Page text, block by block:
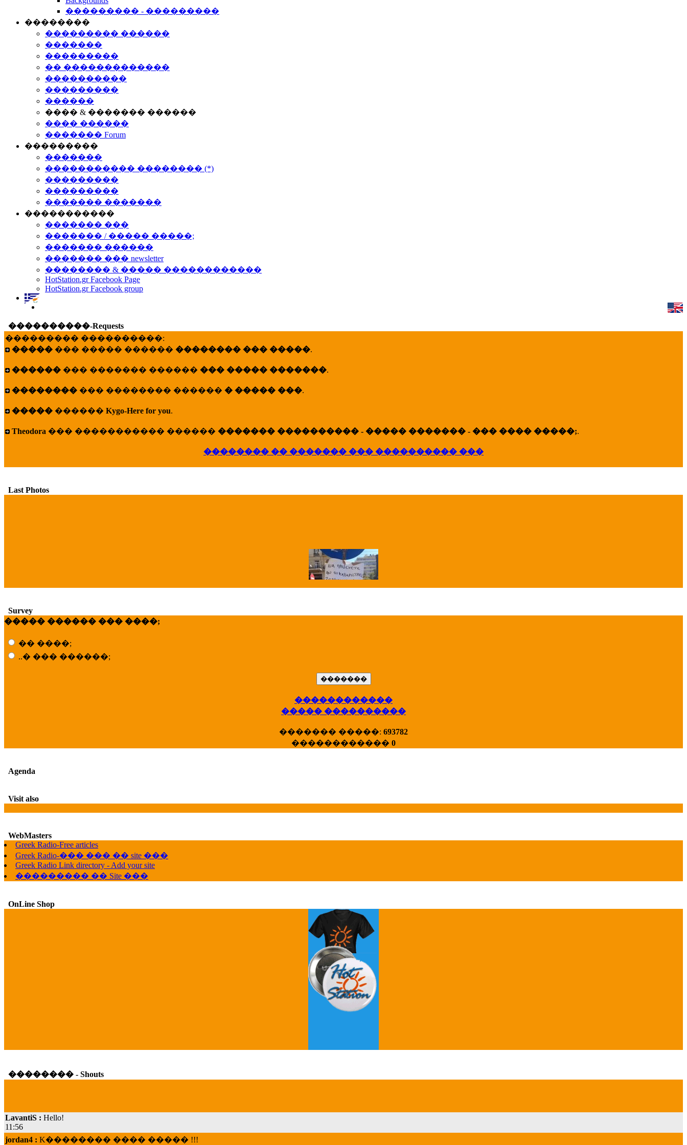
��������� - ���������
��������
��������� ������
�������
���������
�� �������������
����������
���������
������
���� & ������� ������
���� ������
������� Forum
���������
�������
����������� �������� (*)
���������
���������
������� �������
�����������
������� ���
������� / ����� �����;
������� ������
������� ��� newsletter
�������� & ����� ������������
HotStation.gr Facebook Page
HotStation.gr Facebook group
����������-Requests
��������� ����������:
����� ��� ����� ������ �������� ��� �����.
������ ��� ������� ������ ��� ����� �������.
�������� ��� �������� ������ � ����� ���.
����� ������ Kygo-Here for you.
Theodora ��� ����������� ������ ������� ���������� - ����� ������� - ��� ���� �����;.
�������� �� ������� ��� ���������� ���
Last Photos
X�����
����� HotStat
Grey's Anatomy
Survey
����� ������ ��� ����;
�� ����;
..� ��� ������;
������������
����� ����������
������� �����: 693782
������������ 0
Agenda
Visit also
WebMasters
Greek Radio-Free articles
Greek Radio-��� ��� �� site ���
Greek Radio Link directory - Add your site
��������� �� Site ���
OnLine Shop
�������� - Shouts
11:56
jordan4 :K�������� ���� ����� !!!
19:45